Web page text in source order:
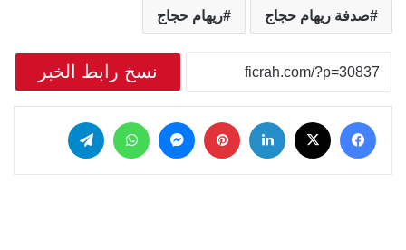
صدفة ريهام حجاج ريهام حجاج
نسخ رابط الخبر
فيسبوك لينكدإن بينتيريست
ماسنجر واتساب